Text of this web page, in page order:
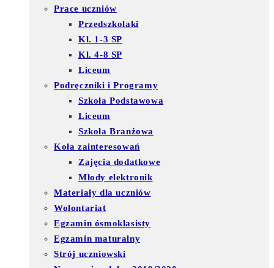
Prace uczniów
Przedszkolaki
Kl. 1-3 SP
Kl. 4-8 SP
Liceum
Podręczniki i Programy
Szkoła Podstawowa
Liceum
Szkoła Branżowa
Koła zainteresowań
Zajęcia dodatkowe
Młody elektronik
Materiały dla uczniów
Wolontariat
Egzamin ósmoklasisty
Egzamin maturalny
Strój uczniowski